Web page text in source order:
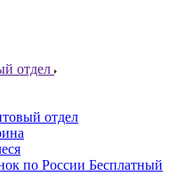
отдел
отдел
по России Бесплатный